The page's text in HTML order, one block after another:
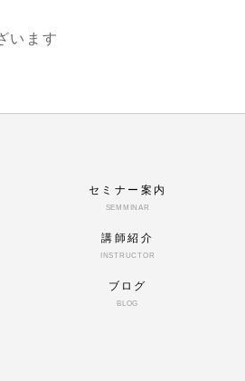
います
セミナー案内
SEMMINAR
講師紹介
INSTRUCTOR
ブログ
BLOG